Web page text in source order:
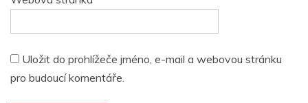
Uložit do prohlížeče jméno, e-mail a webovou stránku
pro budoucí komentáře.